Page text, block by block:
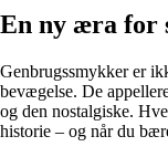
En ny æra for
Genbrugssmykker er
bevægelse. De
og den nostalgiske.
historie – og når du